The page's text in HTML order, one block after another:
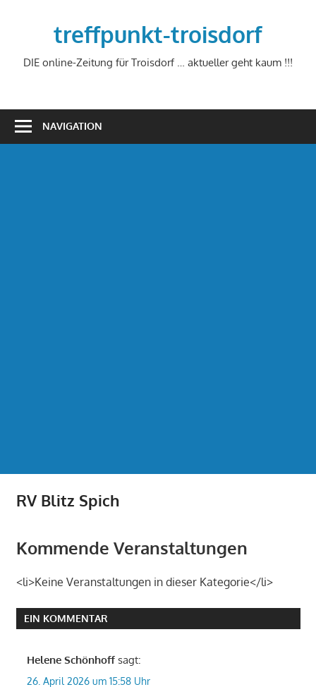
treffpunkt-troisdorf
DIE online-Zeitung für Troisdorf … aktueller geht kaum !!!
NAVIGATION
RV Blitz Spich
Kommende Veranstaltungen
<li>Keine Veranstaltungen in dieser Kategorie</li>
EIN KOMMENTAR
Helene Schönhoff sagt:
26. April 2026 um 15:58 Uhr